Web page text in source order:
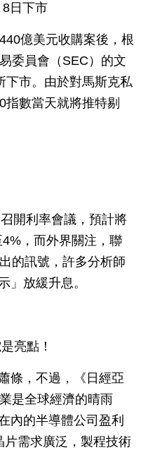
日下市
億美元收購案後，根
委員會（SEC）的文
下市。由於對馬斯克私
數當天就將推特剔
開利率會議，預計將
，而外界關注，聯
的訊號，許多分析師
」放緩升息。
亮點！
條，不過，《日經亞
是全球經濟的晴雨
內的半導體公司盈利
需求廣泛，製程技術